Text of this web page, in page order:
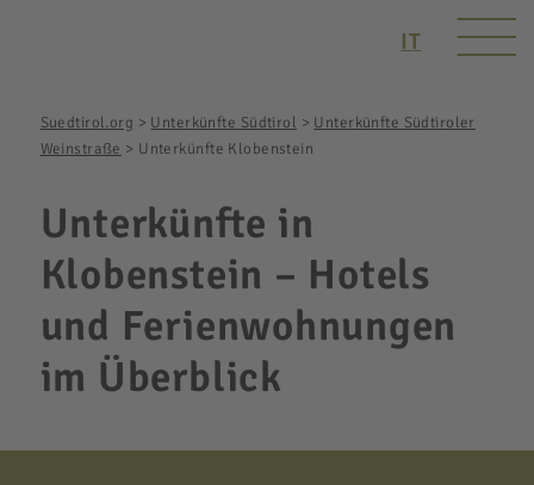
IT
Suedtirol.org > Unterkünfte Südtirol > Unterkünfte Südtiroler
Weinstraße > Unterkünfte Klobenstein
Unterkünfte in
Klobenstein – Hotels
und Ferienwohnungen
im Überblick